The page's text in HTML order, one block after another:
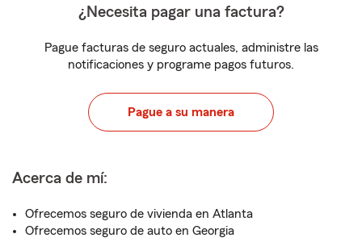
¿Necesita pagar una factura?
Pague facturas de seguro actuales, administre las
notificaciones y programe pagos futuros.
Pague a su manera
Acerca de mí:
Ofrecemos seguro de vivienda en Atlanta
Ofrecemos seguro de auto en Georgia